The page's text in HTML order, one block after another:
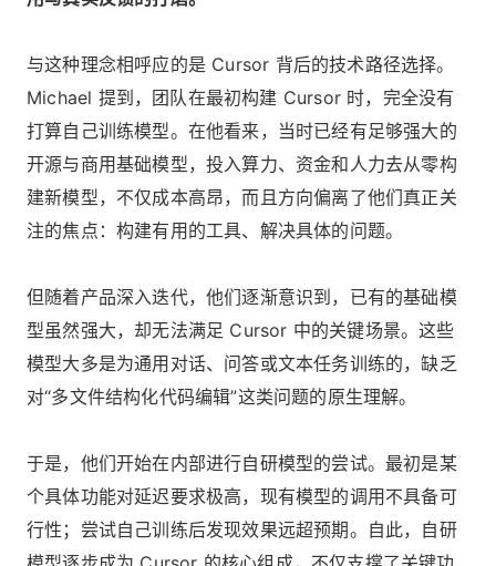
与这种理念相呼应的是 Cursor 背后的技术路径选择。
Michael 提到，团队在最初构建 Cursor 时，完全没有
打算自己训练模型。在他看来，当时已经有足够强大的
开源与商用基础模型，投入算力、资金和人力去从零构
建新模型，不仅成本高昂，而且方向偏离了他们真正关
注的焦点：构建有用的工具、解决具体的问题。
但随着产品深入迭代，他们逐渐意识到，已有的基础模
型虽然强大，却无法满足 Cursor 中的关键场景。这些
模型大多是为通用对话、问答或文本任务训练的，缺乏
对“多文件结构化代码编辑”这类问题的原生理解。
于是，他们开始在内部进行自研模型的尝试。最初是某
个具体功能对延迟要求极高，现有模型的调用不具备可
行性；尝试自己训练后发现效果远超预期。自此，自研